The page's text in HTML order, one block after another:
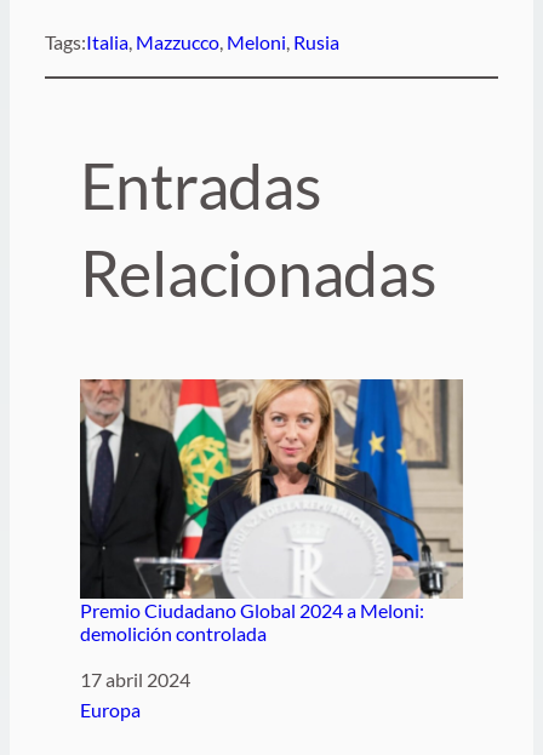
Tags:Italia, Mazzucco, Meloni, Rusia
Entradas
Relacionadas
Premio Ciudadano Global 2024 a Meloni:
demolición controlada
Fecha
17 abril 2024
Respecto a
Europa